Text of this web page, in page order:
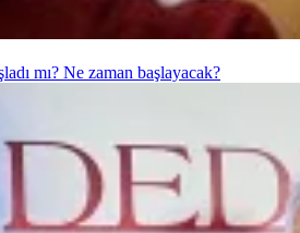
mı? Ne zaman başlayacak?